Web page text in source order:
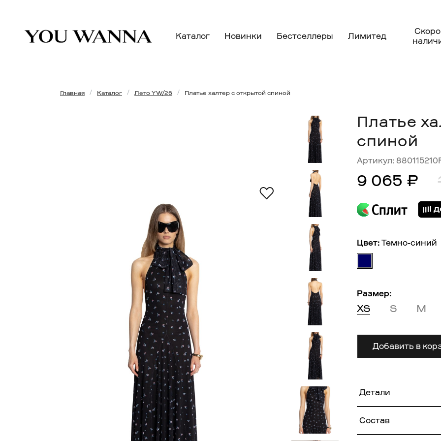
Каталог Новинки Бестселлеры Лимитед
Главная Каталог Лето YW/26 Платье халтер с открытой спиной
Платье
спиной
Артикул:
9 065 ₽
Цвет: Темно-синий
Размер:
XS S M
Добавить в
Детали
Состав